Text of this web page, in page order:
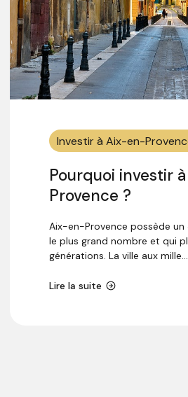
Investir à Aix-en-
Pourquoi investir
Provence ?
Aix-en-Provence possède
le plus grand nombre et qui
générations. La ville aux mille...
Lire la suite